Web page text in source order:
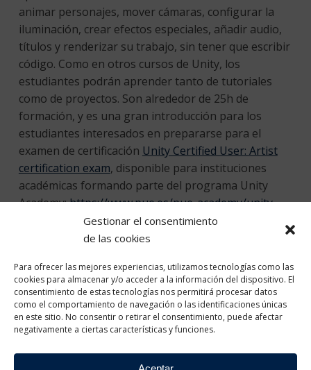
Gestionar el consentimiento
de las cookies
Para ofrecer las mejores experiencias, utilizamos tecnologías como las
cookies para almacenar y/o acceder a la información del dispositivo. El
consentimiento de estas tecnologías nos permitirá procesar datos
como el comportamiento de navegación o las identificaciones únicas
en este sitio. No consentir o retirar el consentimiento, puede afectar
negativamente a ciertas características y funciones.
animar personajes, mover cámaras, configurar la
iluminación, crear efectos especiales, añadir audio,
títulos y renderizar su trabajo, sin tener que escribir
código. Como en otros cursos de Unity, los
estudiantes podrán aprender tanto de tutoriales
como de proyectos. Son alrededor de 25h de
formación, y es una gran introducción para los
estudiantes interesados en prepararse para el
examen de certificación Unity Certified User: Artist
certification exam, disponible para instituciones
académicas formando parte del programa Unity
Academy:https://www.pue.es/pue-academy/unity-
certified-user/certificaciones
Otros materiales disponibles:
Proyectos para principiantes:Ruby’s Adventure: 2D
BeginneryJohn Lemon’s Haunted Jaunt: 3D
Beginner.